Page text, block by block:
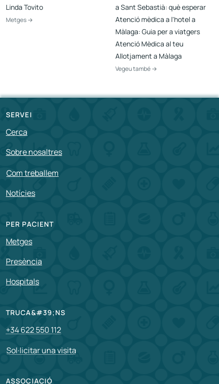
Linda Tovito
Metges →
a Sant Sebastià: què esperar
Atenció mèdica a l'hotel a
Màlaga: Guia per a viatgers
Atenció Mèdica al teu
Allotjament a Màlaga
Vegeu també →
SERVEI
Cerca
Sobre nosaltres
Com treballem
Notícies
PER PACIENT
Metges
Presència
Hospitals
TRUCA&#39;NS
+34 622 550 112
Sol·licitar una visita
ASSOCIACIÓ